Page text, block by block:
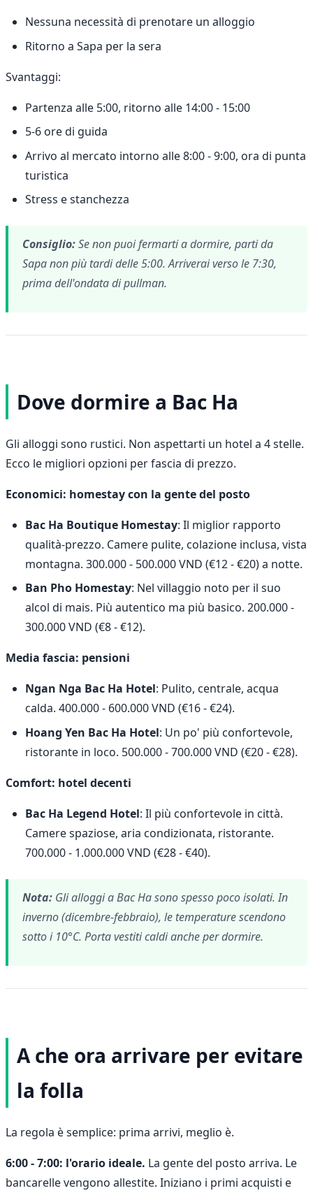
Nessuna necessità di prenotare un alloggio
Ritorno a Sapa per la sera
Svantaggi:
Partenza alle 5:00, ritorno alle 14:00 - 15:00
5-6 ore di guida
Arrivo al mercato intorno alle 8:00 - 9:00, ora di punta
turistica
Stress e stanchezza
Consiglio:Se non puoi fermarti a dormire, parti da
Sapa non più tardi delle 5:00. Arriverai verso le 7:30,
prima dell'ondata di pullman.
Dove dormire a Bac Ha
Gli alloggi sono rustici. Non aspettarti un hotel a 4 stelle.
Ecco le migliori opzioni per fascia di prezzo.
Economici: homestay con la gente del posto
Bac Ha Boutique Homestay: Il miglior rapporto
qualità-prezzo. Camere pulite, colazione inclusa, vista
montagna. 300.000 - 500.000 VND (€12 - €20) a notte.
Ban Pho Homestay: Nel villaggio noto per il suo
alcol di mais. Più autentico ma più basico. 200.000 -
300.000 VND (€8 - €12).
Media fascia: pensioni
Ngan Nga Bac Ha Hotel: Pulito, centrale, acqua
calda. 400.000 - 600.000 VND (€16 - €24).
Hoang Yen Bac Ha Hotel: Un po' più confortevole,
ristorante in loco. 500.000 - 700.000 VND (€20 - €28).
Comfort: hotel decenti
Bac Ha Legend Hotel: Il più confortevole in città.
Camere spaziose, aria condizionata, ristorante.
700.000 - 1.000.000 VND (€28 - €40).
Nota: Gli alloggi a Bac Ha sono spesso poco isolati. In
inverno (dicembre-febbraio), le temperature scendono
sotto i 10°C. Porta vestiti caldi anche per dormire.
A che ora arrivare per evitare
la folla
La regola è semplice: prima arrivi, meglio è.
6:00 - 7:00: l'orario ideale. La gente del posto arriva. Le
bancarelle vengono allestite. Iniziano i primi acquisti e